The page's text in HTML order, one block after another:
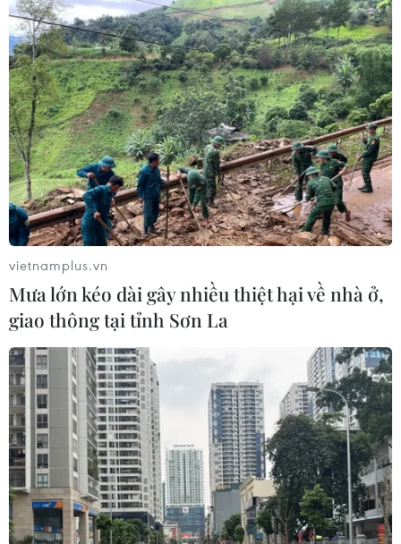
TIN CÙNG CHUYÊN MỤC
An Giang: Cháy lớn ở khu dân cư
khiến 5 căn nhà bị hư hại
06/08/2026 16:12
vietnamplus.vn
Mưa lớn kéo dài gây nhiều thiệt hại về nhà ở,
giao thông tại tỉnh Sơn La